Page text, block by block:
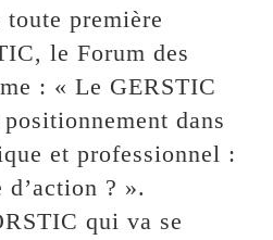
première
le Forum des
: « Le GERSTIC
dans
et professionnel :
? ».
qui va se